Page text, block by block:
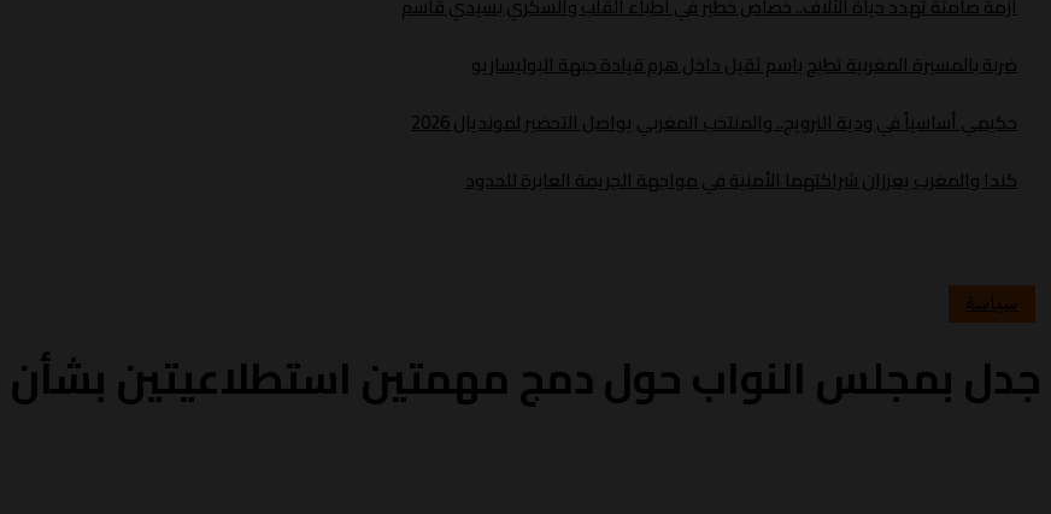
ضربة بالمسيرة المغربية تطيح باسم ثقيل داخل هرم قيادة جبهة البوليساريو
حكيمي أساسياً في ودية النرويج.. والمنتخب المغربي يواصل التحضير لمونديال 2026
كندا والمغرب يعززان شراكتهما الأمنية في مواجهة الجريمة العابرة للحدود
سياسة
جدل بمجلس النواب حول دمج مهمتين استطلاعيتين